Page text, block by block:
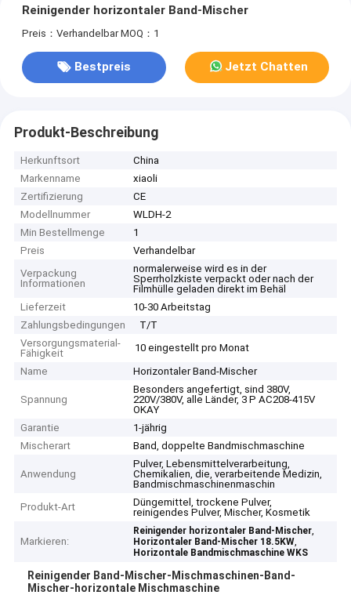
Reinigender horizontaler Band-Mischer
Preis：Verhandelbar MOQ：1
Bestpreis Jetzt Chatten
Produkt-Beschreibung
Herkunftsort
China
Markenname
xiaoli
Zertifizierung
CE
Modellnummer
WLDH-2
Min Bestellmenge
1
Preis
Verhandelbar
Verpackung
Informationen
normalerweise wird es in der
Sperrholzkiste verpackt oder nach der
Filmhülle geladen direkt im Behäl
Lieferzeit
10-30 Arbeitstag
Zahlungsbedingungen
T/T
Versorgungsmaterial-
Fähigkeit
10 eingestellt pro Monat
Name
Horizontaler Band-Mischer
Spannung
Besonders angefertigt, sind 380V,
220V/380V, alle Länder, 3 P AC208-415V
OKAY
Garantie
1-jährig
Mischerart
Band, doppelte Bandmischmaschine
Anwendung
Pulver, Lebensmittelverarbeitung,
Chemikalien, die, verarbeitende Medizin,
Bandmischmaschinenmaschin
Produkt-Art
Düngemittel, trockene Pulver,
reinigendes Pulver, Mischer, Kosmetik
Markieren:
Reinigender horizontaler Band-Mischer,
Horizontaler Band-Mischer 18.5KW,
Horizontale Bandmischmaschine WKS
Reinigender Band-Mischer-Mischmaschinen-Band-
Mischer-horizontale Mischmaschine